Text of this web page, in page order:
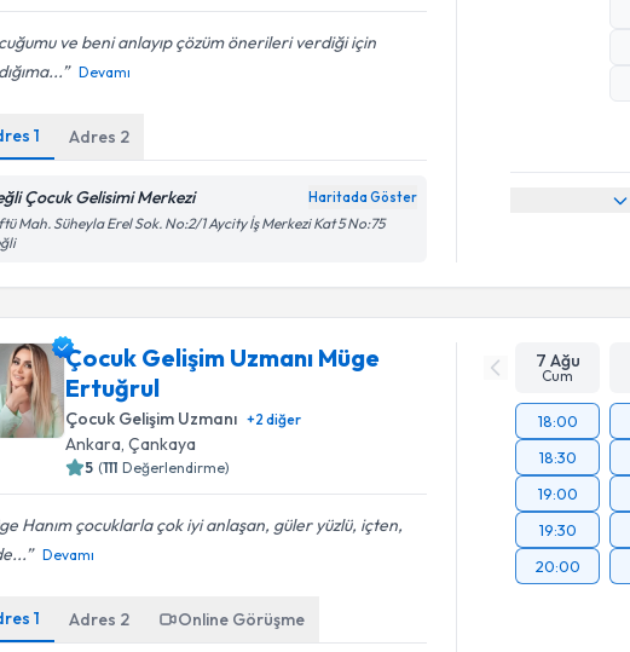
ve beni anlayıp çözüm önerileri verdiği için
Devamı
1 Adres 2
Çocuk Gelisimi Merkezi Haritada Göster
Mah. Süheyla Erel Sok. No:2/1 Aycity İş Merkezi Kat 5 No:75
Çocuk Gelişim Uzmanı Müge
Ertuğrul
Çocuk Gelişim Uzmanı +2 diğer
Ankara,Çankaya
5 (111 Değerlendirme)
Hanım çocuklarla çok iyi anlaşan, güler yüzlü, içten,
Devamı
1 Adres 2 Online Görüşme
7 Ağu
Cum
18:00
18:30
19:00
19:30
20:00